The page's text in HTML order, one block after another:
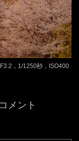
，1/1250秒，ISO400
メント